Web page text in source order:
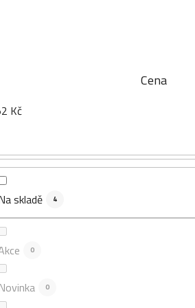
Cena
Kč
skladě 4
0
0